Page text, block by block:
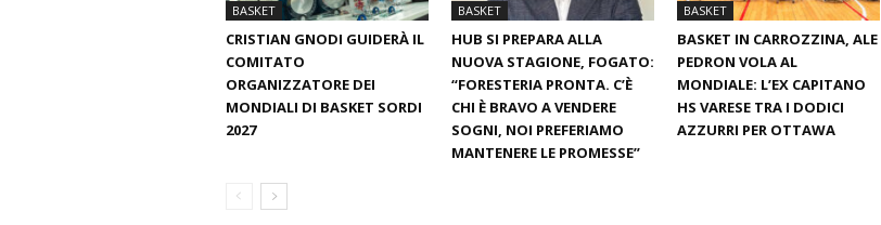
BASKET
CRISTIAN GNODI GUIDERÀ IL
COMITATO
ORGANIZZATORE DEI
MONDIALI DI BASKET SORDI
2027
BASKET
HUB SI PREPARA ALLA
NUOVA STAGIONE, FOGATO:
“FORESTERIA PRONTA. C’È
CHI È BRAVO A VENDERE
SOGNI, NOI PREFERIAMO
MANTENERE LE PROMESSE”
BASKET
BASKET IN CARROZZINA, ALE
PEDRON VOLA AL
MONDIALE: L’EX CAPITANO
HS VARESE TRA I DODICI
AZZURRI PER OTTAWA